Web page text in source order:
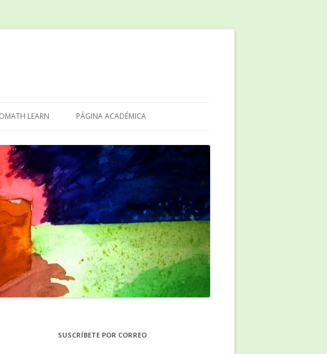
LEARN PÁGINA ACADÉMICA
SUSCRÍBETE POR CORREO